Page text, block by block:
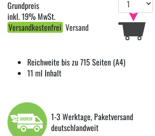
Reichweite bis zu 715 Seiten (A4)
11 ml Inhalt
1-3 Werktage, Paketversand
deutschlandweit
inkl. 19% MwSt.
Versandkostenfrei Versand